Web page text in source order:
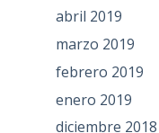
abril 2019
marzo 2019
febrero 2019
enero 2019
diciembre 2018